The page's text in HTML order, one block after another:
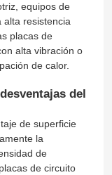
equipos de
alta resistencia
placas de
alta vibración o
de calor.
del
de superficie
la
de
de circuito